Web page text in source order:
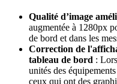
Qualité d’image
augmentée à 1280px
de bord et dans les
Correction de
tableau de bord :
unités des
ceux qui ont des